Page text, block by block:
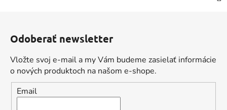
Odoberať newsletter
Vložte svoj e-mail a my Vám budeme zasielať informácie
o nových produktoch na našom e-shope.
Email